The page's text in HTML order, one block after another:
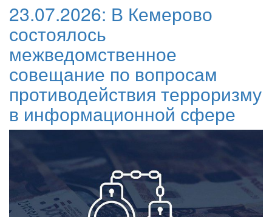
23.07.2026: В Кемерово
состоялось
межведомственное
совещание по вопросам
противодействия терроризму
в информационной сфере